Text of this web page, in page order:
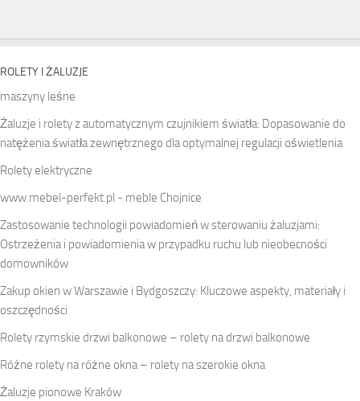
ROLETY I ŻALUZJE
maszyny leśne
Żaluzje i rolety z automatycznym czujnikiem światła: Dopasowanie do
natężenia światła zewnętrznego dla optymalnej regulacji oświetlenia
Rolety elektryczne
www.mebel-perfekt.pl - meble Chojnice
Zastosowanie technologii powiadomień w sterowaniu żaluzjami:
Ostrzeżenia i powiadomienia w przypadku ruchu lub nieobecności
domowników
Zakup okien w Warszawie i Bydgoszczy: Kluczowe aspekty, materiały i
oszczędności
Rolety rzymskie drzwi balkonowe – rolety na drzwi balkonowe
Różne rolety na różne okna – rolety na szerokie okna
Żaluzje pionowe Kraków